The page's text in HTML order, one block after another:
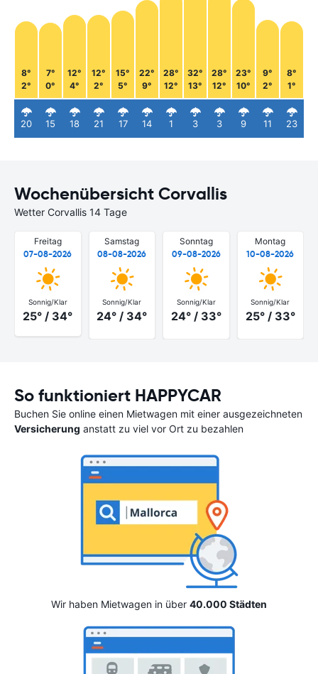
8°
2°
20
7°
0°
15
12°
4°
18
12°
2°
21
15°
5°
17
22°
9°
14
28°
12°
1
32°
13°
3
28°
12°
3
23°
10°
9
9°
2°
11
8°
1°
23
Wochenübersicht Corvallis
Wetter Corvallis 14 Tage
Freitag
07-08-2026
Sonnig/Klar
25° / 34°
Samstag
08-08-2026
Sonnig/Klar
24° / 34°
Sonntag
09-08-2026
Sonnig/Klar
24° / 33°
Montag
10-08-2026
Sonnig/Klar
25° / 33°
So funktioniert HAPPYCAR
Buchen Sie online einen Mietwagen mit einer ausgezeichneten
Versicherung anstatt zu viel vor Ort zu bezahlen
Wir haben Mietwagen in über 40.000 Städten